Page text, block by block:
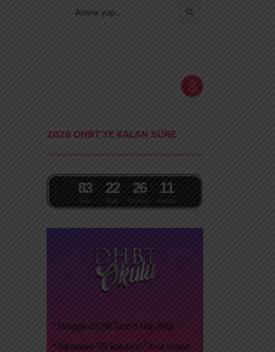
2026 DHBT'YE KALAN SÜRE
Gün
83
Saat
22
Dakika
26
Saniye
10